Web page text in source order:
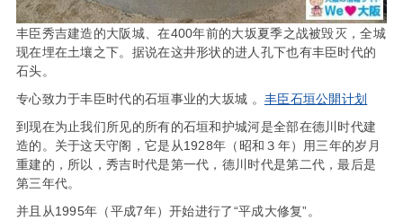
丰臣秀吉建造的大阪城、在400年前的大坂夏季之战被毁灭，全城
现在埋在土壤之下。据说在这井形状的进人孔下也有丰臣时代的
石头。
专心致力于丰臣时代的石垣事业的大坂城 。 丰臣石垣公開计划
到现在为止我们所见的所有的石垣和护城河是全部在德川时代建
造的。关于这天守阁，它是从1928年（昭和３年）用三年的岁月
重建的，所以，秀吉时代是第一代，德川时代是第二代，最后是
第三年代。
并且从1995年（平成7年）开始进行了“平成大修复”。